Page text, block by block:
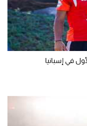
في إسبانيا